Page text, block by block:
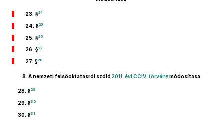
23. §24
24. §25
25. §26
26. §27
27. §28
8. A nemzeti felsőoktatásról szóló 2011. évi CCIV. törvénymódosítása
28. §29
29. §30
30. §31